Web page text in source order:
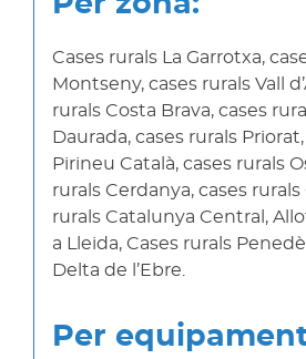
Cases rurals La Garrotxa,
Montseny, cases rurals Vall
rurals Costa Brava, cases
Daurada, cases rurals
Pirineu Català, cases rurals
rurals Cerdanya, cases rurals
rurals Catalunya Central,
a Lleida, Cases rurals
Delta de l’Ebre.
Per